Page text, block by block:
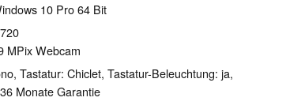
10 Pro 64 Bit
MPix Webcam
Tastatur: Chiclet, Tastatur-Beleuchtung: ja,
Monate Garantie